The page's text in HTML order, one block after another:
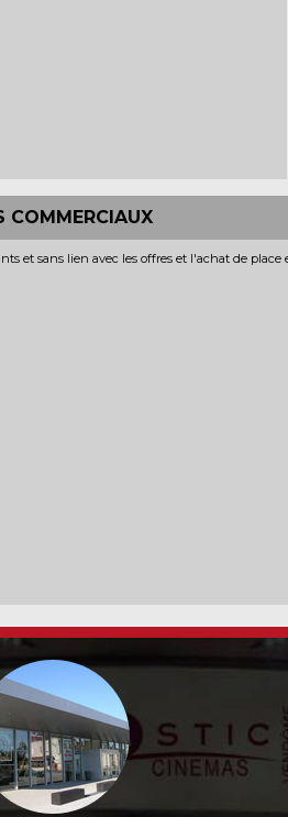
COMMERCIAUX
et sans lien avec les offres et l'achat de